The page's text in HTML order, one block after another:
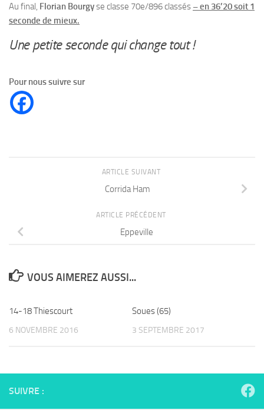
Au final, Florian Bourgyse classe 70e/896 classés – en 36’20 soit 1
seconde de mieux.
Une petite seconde qui change tout !
Pour nous suivre sur
ARTICLE SUIVANT
Corrida Ham
ARTICLE PRÉCÉDENT
Eppeville
VOUS AIMEREZ AUSSI...
14-18 Thiescourt
6 NOVEMBRE 2016
Soues (65)
3 SEPTEMBRE 2017
SUIVRE :